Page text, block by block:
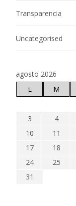
Transparencia
Uncategorised
agosto 2026
L
M
3
4
10
11
17
18
24
25
31